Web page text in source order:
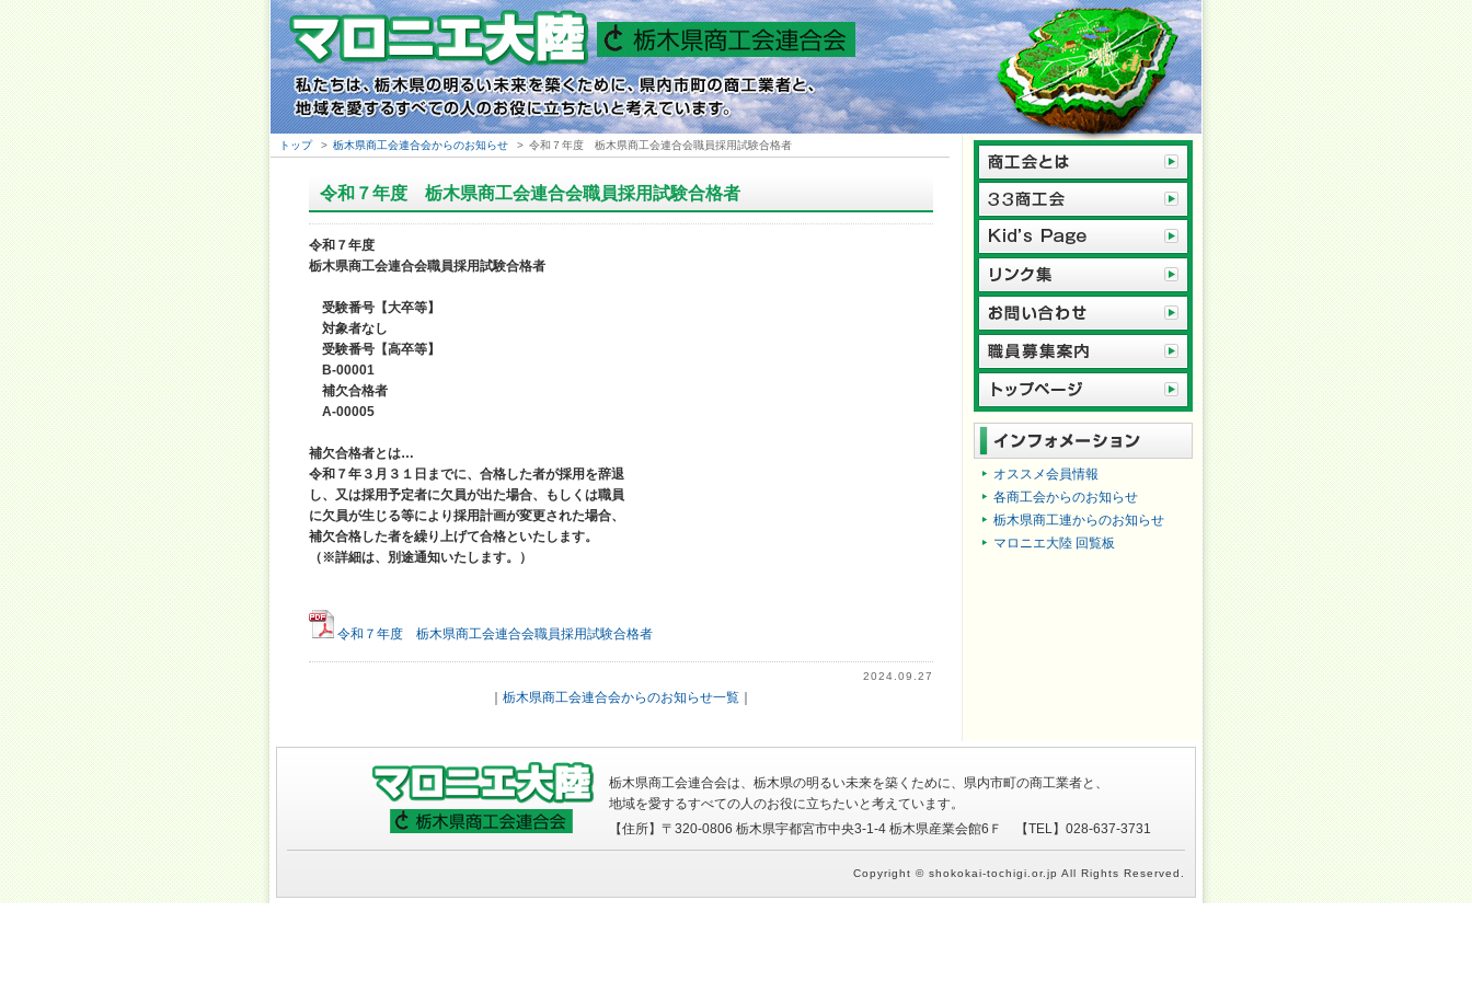
トップ > 栃木県商工会連合会からのお知らせ > 令和７年度 栃木県商工会連合会職員採用試験合格者
令和７年度 栃木県商工会連合会職員採用試験合格者
令和７年度
栃木県商工会連合会職員採用試験合格者
受験番号【大卒等】
対象者なし
受験番号【高卒等】
B-00001
補欠合格者
A-00005
補欠合格者とは…
令和７年３月３１日までに、合格した者が採用を辞退
し、又は採用予定者に欠員が出た場合、もしくは職員
に欠員が生じる等により採用計画が変更された場合、
補欠合格した者を繰り上げて合格といたします。
（※詳細は、別途通知いたします。）
令和７年度 栃木県商工会連合会職員採用試験合格者
2024.09.27
栃木県商工会連合会からのお知らせ一覧
オススメ会員情報
各商工会からのお知らせ
栃木県商工連からのお知らせ
マロニエ大陸 回覧板
栃木県商工会連合会は、栃木県の明るい未来を築くために、県内市町の商工業者と、
地域を愛するすべての人のお役に立ちたいと考えています。
【住所】〒320-0806 栃木県宇都宮市中央3-1-4 栃木県産業会館6Ｆ 【TEL】028-637-3731
Copyright © shokokai-tochigi.or.jp All Rights Reserved.